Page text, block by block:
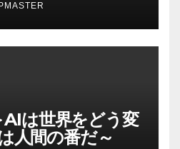
AIは世界をどう変
人間の番だ～